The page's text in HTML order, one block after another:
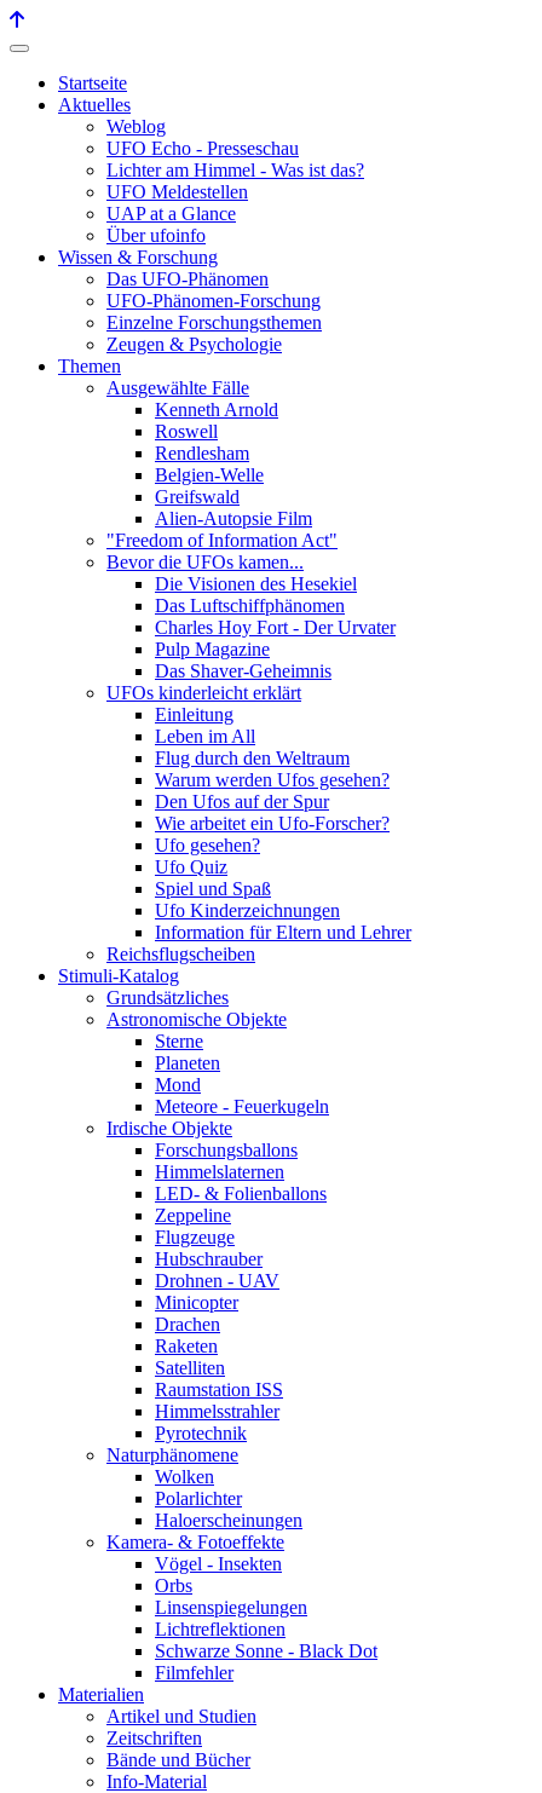
Startseite
Aktuelles
Weblog
UFO Echo - Presseschau
Lichter am Himmel - Was ist das?
UFO Meldestellen
UAP at a Glance
Über ufoinfo
Wissen & Forschung
Das UFO-Phänomen
UFO-Phänomen-Forschung
Einzelne Forschungsthemen
Zeugen & Psychologie
Themen
Ausgewählte Fälle
Kenneth Arnold
Roswell
Rendlesham
Belgien-Welle
Greifswald
Alien-Autopsie Film
"Freedom of Information Act"
Bevor die UFOs kamen...
Die Visionen des Hesekiel
Das Luftschiffphänomen
Charles Hoy Fort - Der Urvater
Pulp Magazine
Das Shaver-Geheimnis
UFOs kinderleicht erklärt
Einleitung
Leben im All
Flug durch den Weltraum
Warum werden Ufos gesehen?
Den Ufos auf der Spur
Wie arbeitet ein Ufo-Forscher?
Ufo gesehen?
Ufo Quiz
Spiel und Spaß
Ufo Kinderzeichnungen
Information für Eltern und Lehrer
Reichsflugscheiben
Stimuli-Katalog
Grundsätzliches
Astronomische Objekte
Sterne
Planeten
Mond
Meteore - Feuerkugeln
Irdische Objekte
Forschungsballons
Himmelslaternen
LED- & Folienballons
Zeppeline
Flugzeuge
Hubschrauber
Drohnen - UAV
Minicopter
Drachen
Raketen
Satelliten
Raumstation ISS
Himmelsstrahler
Pyrotechnik
Naturphänomene
Wolken
Polarlichter
Haloerscheinungen
Kamera- & Fotoeffekte
Vögel - Insekten
Orbs
Linsenspiegelungen
Lichtreflektionen
Schwarze Sonne - Black Dot
Filmfehler
Materialien
Artikel und Studien
Zeitschriften
Bände und Bücher
Info-Material